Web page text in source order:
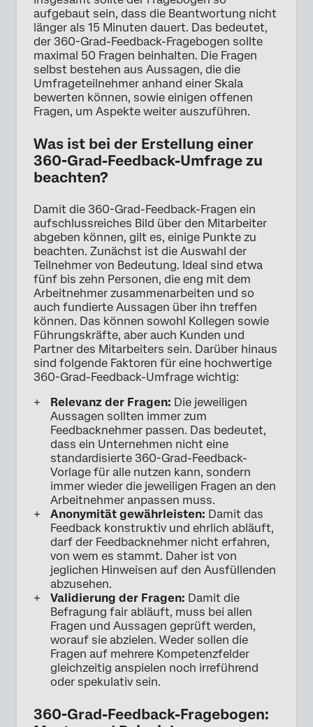
aufgebaut sein, dass die Beantwortung nicht
länger als 15 Minuten dauert. Das bedeutet,
der 360-Grad-Feedback-Fragebogen sollte
maximal 50 Fragen beinhalten. Die Fragen
selbst bestehen aus Aussagen, die die
Umfrageteilnehmer anhand einer Skala
bewerten können, sowie einigen offenen
Fragen, um Aspekte weiter auszuführen.
Was ist bei der Erstellung einer
360-Grad-Feedback-Umfrage zu
beachten?
Damit die 360-Grad-Feedback-Fragen ein
aufschlussreiches Bild über den Mitarbeiter
abgeben können, gilt es, einige Punkte zu
beachten. Zunächst ist die Auswahl der
Teilnehmer von Bedeutung. Ideal sind etwa
fünf bis zehn Personen, die eng mit dem
Arbeitnehmer zusammenarbeiten und so
auch fundierte Aussagen über ihn treffen
können. Das können sowohl Kollegen sowie
Führungskräfte, aber auch Kunden und
Partner des Mitarbeiters sein. Darüber hinaus
sind folgende Faktoren für eine hochwertige
360-Grad-Feedback-Umfrage wichtig:
Relevanz der Fragen: Die jeweiligen
Aussagen sollten immer zum
Feedbacknehmer passen. Das bedeutet,
dass ein Unternehmen nicht eine
standardisierte 360-Grad-Feedback-
Vorlage für alle nutzen kann, sondern
immer wieder die jeweiligen Fragen an den
Arbeitnehmer anpassen muss.
Anonymität gewährleisten: Damit das
Feedback konstruktiv und ehrlich abläuft,
darf der Feedbacknehmer nicht erfahren,
von wem es stammt. Daher ist von
jeglichen Hinweisen auf den Ausfüllenden
abzusehen.
Validierung der Fragen: Damit die
Befragung fair abläuft, muss bei allen
Fragen und Aussagen geprüft werden,
worauf sie abzielen. Weder sollen die
Fragen auf mehrere Kompetenzfelder
gleichzeitig anspielen noch irreführend
oder spekulativ sein.
360-Grad-Feedback-Fragebogen: